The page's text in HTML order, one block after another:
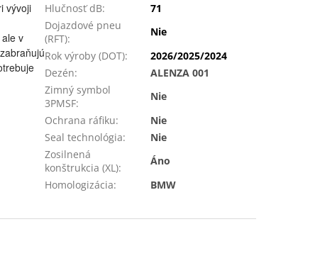
vývoji
v
Hlučnosť dB:
71
Dojazdové pneu
(RFT):
Nie
Rok výroby (DOT):
2026/2025/2024
Dezén:
ALENZA 001
Zimný symbol
3PMSF:
Nie
Ochrana ráfiku:
Nie
Seal technológia:
Nie
Zosilnená
konštrukcia (XL):
Áno
Homologizácia: BMW